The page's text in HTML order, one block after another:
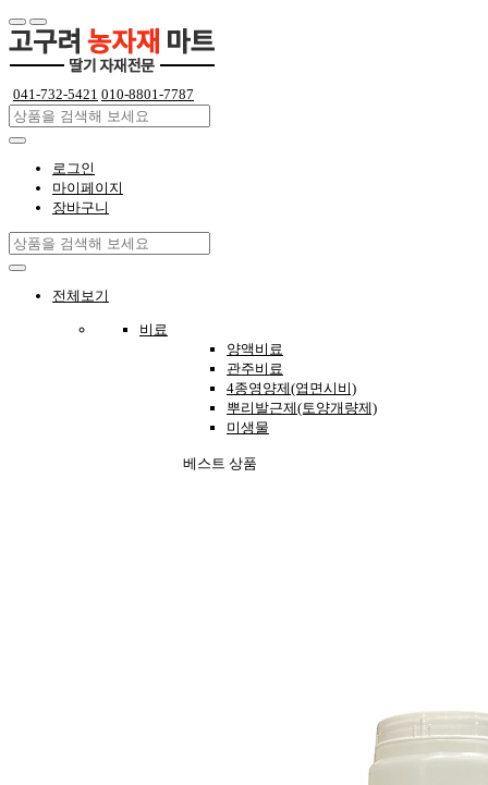
041-732-5421 010-8801-7787
로그인
마이페이지
장바구니
전체보기
비료
양액비료
관주비료
4종영양제(엽면시비)
뿌리발근제(토양개량제)
미생물
베스트 상품